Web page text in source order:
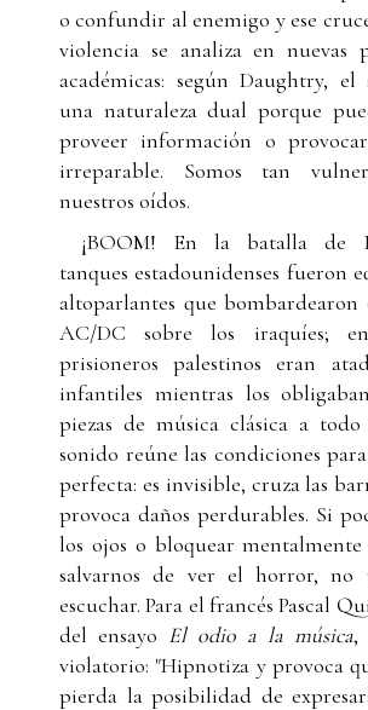
o confundir al enemigo y ese
violencia se analiza en nuevas
académicas: según Daughtry,
una naturaleza dual porque
proveer información o
irreparable. Somos tan
nuestros oídos.
¡BOOM! En la batalla de
tanques estadounidenses fueron
altoparlantes que bombardearon
AC/DC sobre los iraquíes;
prisioneros palestinos eran
infantiles mientras los
piezas de música clásica a
sonido reúne las condiciones
perfecta: es invisible, cruza las
provoca daños perdurables. Si
los ojos o bloquear
salvarnos de ver el horror, no
escuchar. Para el francés Pascal
del ensayo El odio a la música,
violatorio: "Hipnotiza y provoca
pierda la posibilidad de